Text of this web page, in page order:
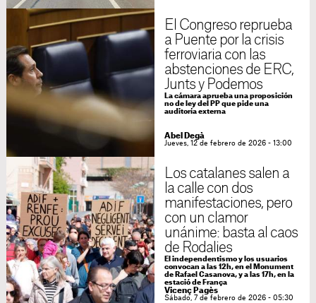
El Congreso reprueba
a Puente por la crisis
ferroviaria con las
abstenciones de ERC,
Junts y Podemos
La cámara aprueba una proposición
no de ley del PP que pide una
auditoría externa
Abel Degà
Jueves, 12 de febrero de 2026 - 13:00
Los catalanes salen a
la calle con dos
manifestaciones, pero
con un clamor
unánime: basta al caos
de Rodalies
El independentismo y los usuarios
convocan a las 12h, en el Monument
de Rafael Casanova, y a las 17h, en la
estació de França
Vicenç Pagès
Sábado, 7 de febrero de 2026 - 05:30